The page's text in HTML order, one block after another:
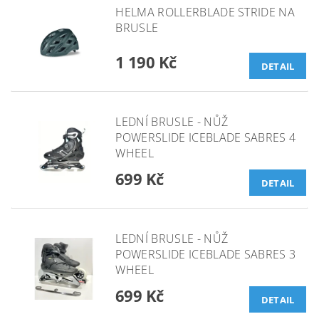
HELMA ROLLERBLADE STRIDE NA
BRUSLE
1 190 Kč DETAIL
LEDNÍ BRUSLE - NŮŽ
POWERSLIDE ICEBLADE SABRES 4
WHEEL
699 Kč DETAIL
LEDNÍ BRUSLE - NŮŽ
POWERSLIDE ICEBLADE SABRES 3
WHEEL
699 Kč DETAIL